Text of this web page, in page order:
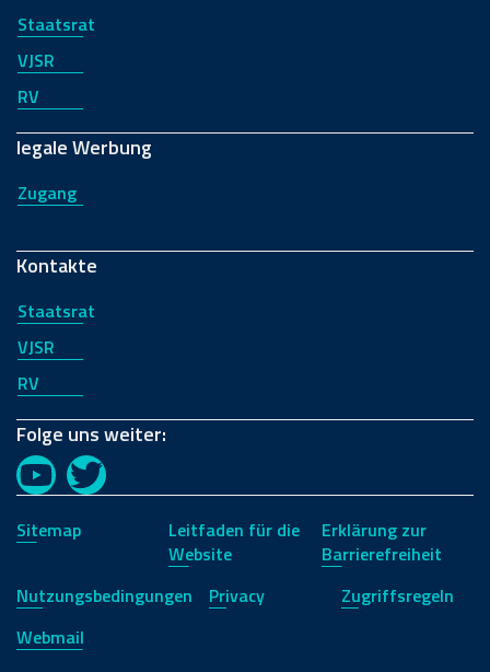
Staatsrat
VJSR
RV
legale Werbung
Zugang
Kontakte
Staatsrat
VJSR
RV
Folge uns weiter:
YouTubeTwitter
Sitemap
Leitfaden für die
Website
Erklärung zur
Barrierefreiheit
Nutzungsbedingungen
Privacy
Zugriffsregeln
Webmail